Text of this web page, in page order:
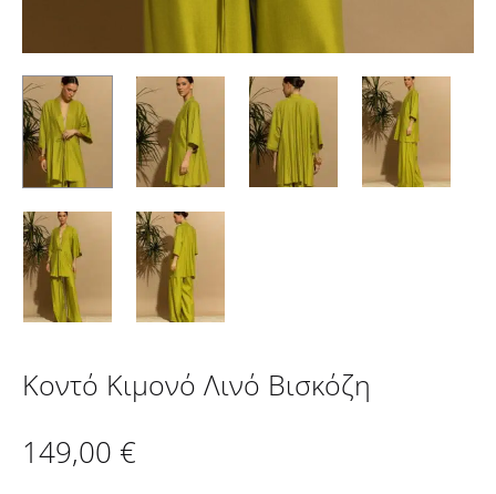
Κοντό Κιμονό Λινό Βισκόζη
149,00 €